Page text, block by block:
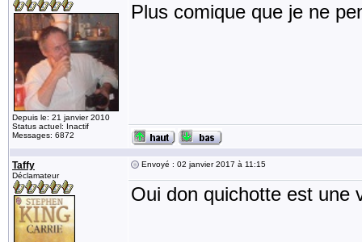
Depuis le: 21 janvier 2010
Status actuel: Inactif
Messages: 6872
Plus comique que je ne
Taffy
Déclamateur
Envoyé : 02 janvier 2017 à 11:15
Oui don quichotte est